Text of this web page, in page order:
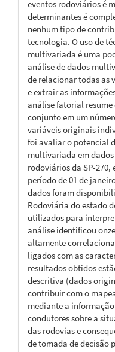
eventos rodoviários é
determinantes é
nenhum tipo de
tecnologia. O uso de
multivariada é uma
análise de dados
de relacionar todas as
e extrair as
análise fatorial resume
conjunto em um
variáveis originais
foi avaliar o potencial
multivariada em
rodoviários da SP-270,
período de 01 de
dados foram
Rodoviária do estado
utilizados para
análise identificou
altamente
ligados com as
resultados obtidos
descritiva (dados
contribuir com o
mediante a
condutores sobre a
das rodovias e
de tomada de decisão